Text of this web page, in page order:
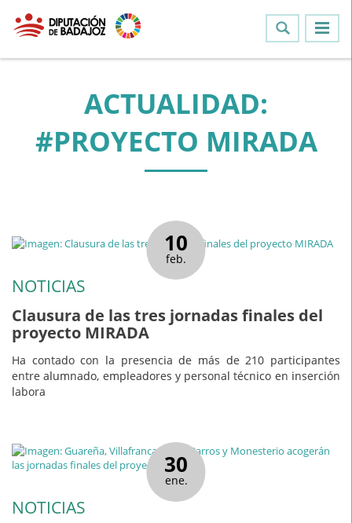
ACTUALIDAD:
#PROYECTO MIRADA
10
feb.
NOTICIAS
Clausura de las tres jornadas finales del
proyecto MIRADA
Ha contado con la presencia de más de 210 participantes
entre alumnado, empleadores y personal técnico en inserción
labora
30
ene.
NOTICIAS